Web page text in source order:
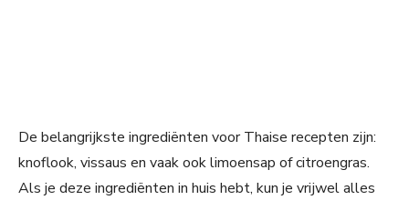
De belangrijkste ingrediënten voor Thaise recepten zijn:
knoflook, vissaus en vaak ook limoensap of citroengras.
Als je deze ingrediënten in huis hebt, kun je vrijwel alles